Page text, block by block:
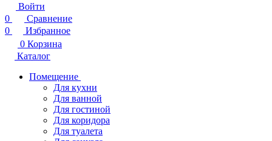
Войти
0
Сравнение
0
Избранное
0 Корзина
Каталог
Помещение
Для кухни
Для ванной
Для гостиной
Для коридора
Для туалета